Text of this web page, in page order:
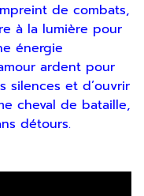
de combats,
à la lumière pour
énergie
ardent pour
silences et d’ouvrir
cheval de bataille,
détours.